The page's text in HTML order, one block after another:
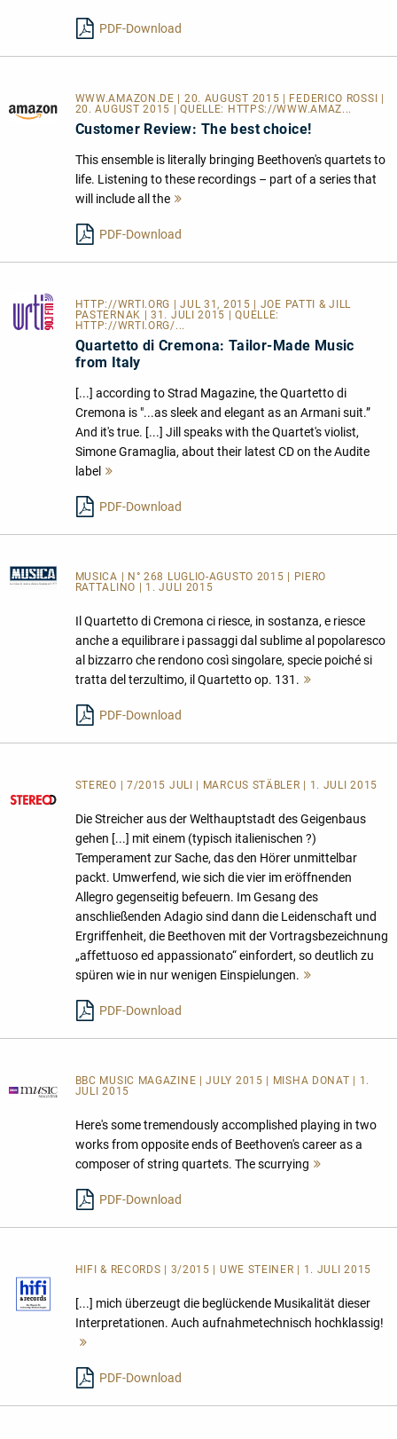
PDF-Download
WWW.AMAZON.DE | 20. AUGUST 2015 | FEDERICO ROSSI |
20. AUGUST 2015 | QUELLE: HTTPS://WWW.AMAZ...
Customer Review: The best choice!
This ensemble is literally bringing Beethoven's quartets to
life. Listening to these recordings – part of a series that
will include all the
PDF-Download
HTTP://WRTI.ORG | JUL 31, 2015 | JOE PATTI & JILL
PASTERNAK | 31. JULI 2015 | QUELLE:
HTTP://WRTI.ORG/...
Quartetto di Cremona: Tailor-Made Music
from Italy
[...] according to Strad Magazine, the Quartetto di
Cremona is "...as sleek and elegant as an Armani suit.”
And it's true. [...] Jill speaks with the Quartet's violist,
Simone Gramaglia, about their latest CD on the Audite
label
PDF-Download
MUSICA | N° 268 LUGLIO-AGUSTO 2015 | PIERO
RATTALINO | 1. JULI 2015
Il Quartetto di Cremona ci riesce, in sostanza, e riesce
anche a equilibrare i passaggi dal sublime al popolaresco
al bizzarro che rendono così singolare, specie poiché si
tratta del terzultimo, il Quartetto op. 131.
PDF-Download
STEREO | 7/2015 JULI | MARCUS STÄBLER | 1. JULI 2015
Die Streicher aus der Welthauptstadt des Geigenbaus
gehen [...] mit einem (typisch italienischen ?)
Temperament zur Sache, das den Hörer unmittelbar
packt. Umwerfend, wie sich die vier im eröffnenden
Allegro gegenseitig befeuern. Im Gesang des
anschließenden Adagio sind dann die Leidenschaft und
Ergriffenheit, die Beethoven mit der Vortragsbezeichnung
„affettuoso ed appassionato“ einfordert, so deutlich zu
spüren wie in nur wenigen Einspielungen.
PDF-Download
BBC MUSIC MAGAZINE | JULY 2015 | MISHA DONAT | 1.
JULI 2015
Here's some tremendously accomplished playing in two
works from opposite ends of Beethoven's career as a
composer of string quartets. The scurrying
PDF-Download
HIFI & RECORDS | 3/2015 | UWE STEINER | 1. JULI 2015
[...] mich überzeugt die beglückende Musikalität dieser
Interpretationen. Auch aufnahmetechnisch hochklassig!
PDF-Download